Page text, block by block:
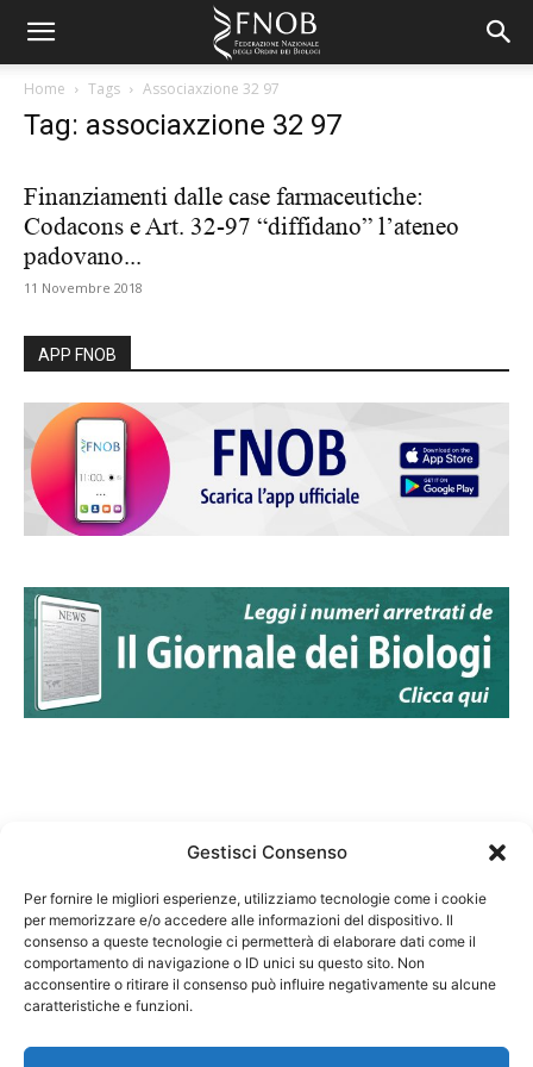
Gestisci Consenso
Per fornire le migliori esperienze, utilizziamo tecnologie come i cookie
per memorizzare e/o accedere alle informazioni del dispositivo. Il
consenso a queste tecnologie ci permetterà di elaborare dati come il
comportamento di navigazione o ID unici su questo sito. Non
acconsentire o ritirare il consenso può influire negativamente su alcune
caratteristiche e funzioni.
Home Tags Associaxzione 32 97
Tag: associaxzione 32 97
Finanziamenti dalle case farmaceutiche:
Codacons e Art. 32-97 “diffidano” l’ateneo
padovano...
11 Novembre 2018
APP FNOB
Federazione Nazionale Degli Ordini dei Biologi:
codice fiscale 80069130583
Responsabile sito internet www.fnob.it: Vincenzo